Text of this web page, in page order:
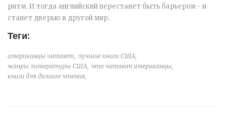
ритм. И тогда английский перестанет быть барьером - и
станет дверью в другой мир.
Теги:
американцы читают, лучшие книги США,
жанры литературы США, что читают американцы,
книги для долгого чтения,